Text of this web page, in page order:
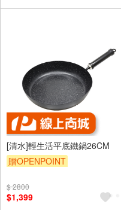
[清水]輕生活平底鐵鍋26CM
贈OPENPOINT
$ 2800
$1,399